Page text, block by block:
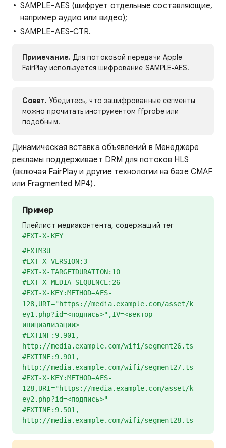
SAMPLE-AES (шифрует отдельные составляющие,
например аудио или видео);
SAMPLE-AES-CTR.
Примечание. Для потоковой передачи Apple
FairPlay используется шифрование SAMPLE‑AES.
Совет. Убедитесь, что зашифрованные сегменты
можно прочитать инструментом ffprobe или
подобным.
Динамическая вставка объявлений в Менеджере
рекламы поддерживает DRM для потоков HLS
(включая FairPlay и другие технологии на базе CMAF
или Fragmented MP4).
Пример
Плейлист медиаконтента, содержащий тег
#EXT-X-KEY
#EXTM3U
#EXT-X-VERSION:3
#EXT-X-TARGETDURATION:10
#EXT-X-MEDIA-SEQUENCE:26
#EXT-X-KEY:METHOD=AES-
128,URI="https://media.example.com/asset/k
ey1.php?id=<подпись>",IV=<вектор
инициализации>
#EXTINF:9.901,
http://media.example.com/wifi/segment26.ts
#EXTINF:9.901,
http://media.example.com/wifi/segment27.ts
#EXT-X-KEY:METHOD=AES-
128,URI="https://media.example.com/asset/k
ey2.php?id=<подпись>"
#EXTINF:9.501,
http://media.example.com/wifi/segment28.ts